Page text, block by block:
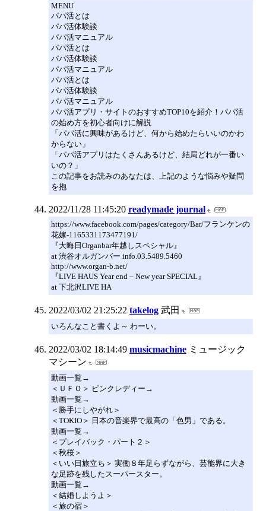
MENU
パパ活とは
パパ活体験談
パパ活マニュアル
パパ活とは
パパ活体験談
パパ活マニュアル
パパ活とは
パパ活体験談
パパ活マニュアル
パパ活アプリ・サイトのおすすめTOP10を紹介！パパ活
の始め方を初心者向けに解説
「パパ活に興味があるけど、何から始めたらいいのかわ
からない」
「パパ活アプリはたくさんあるけど、結局どれが一番い
いの？」
この記事をお読みのあなたは、上記のような悩みや疑問
を抱
2022/11/28 11:45:20 readymade journal
https://www.facebook.com/pages/category/Bar/フランケンの
花嫁-1165331173477191/
『大晦日Organbar年越しスペシャル』
at 渋谷オルガンバー info.03.5489.5460
http://www.organ-b.net/
『LIVE HAUS Year end – New year SPECIAL』
at 下北沢LIVE HA
2022/03/02 21:25:22 takelog 武田
いろんなこと書くよ～ わーい。
2022/03/02 18:14:49 musicmachine ミュージック
マシーン
動画一覧→
＜ＵＦＯ＞ ピンクレディー→
動画一覧→
＜勝手にしやがれ＞
＜TOKIO＞ 日本の音楽界で最高の「色男」である。
動画一覧→
＜プレイバック・パート２＞
＜秋桜＞
＜いい日旅立ち＞ 実働８年足らずながら、芸能界に大き
な足跡を残したスーパースター。
動画一覧→
＜結婚しようよ＞
＜旅の宿＞